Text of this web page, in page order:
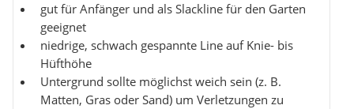
gut für Anfänger und als Slackline für den Garten
geeignet
niedrige, schwach gespannte Line auf Knie- bis
Hüfthöhe
Untergrund sollte möglichst weich sein (z. B.
Matten, Gras oder Sand) um Verletzungen zu